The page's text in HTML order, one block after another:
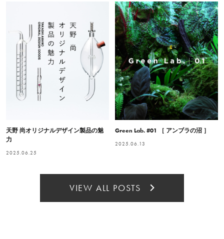
天野 尚オリジナルデザイン製品の魅
力
2025.06.25
Green Lab. #01 ［ アンブラの沼 ］
2025.06.13
VIEW ALL POSTS